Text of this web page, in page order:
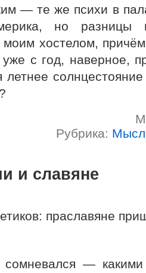
— те же психи в
но разницы
моим хостелом,
с год, наверное,
летнее
Рубрика:
и славяне
праславяне
сомневался —